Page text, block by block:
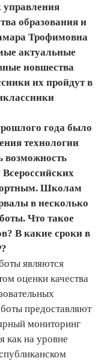
образования и
Трофимовна
актуальные
новшества
их пройдут в
года было
технологии
возможность
Школам
в несколько
Что такое
В какие сроки в
являются
оценки качества
предоставляют
мониторинг
как на уровне